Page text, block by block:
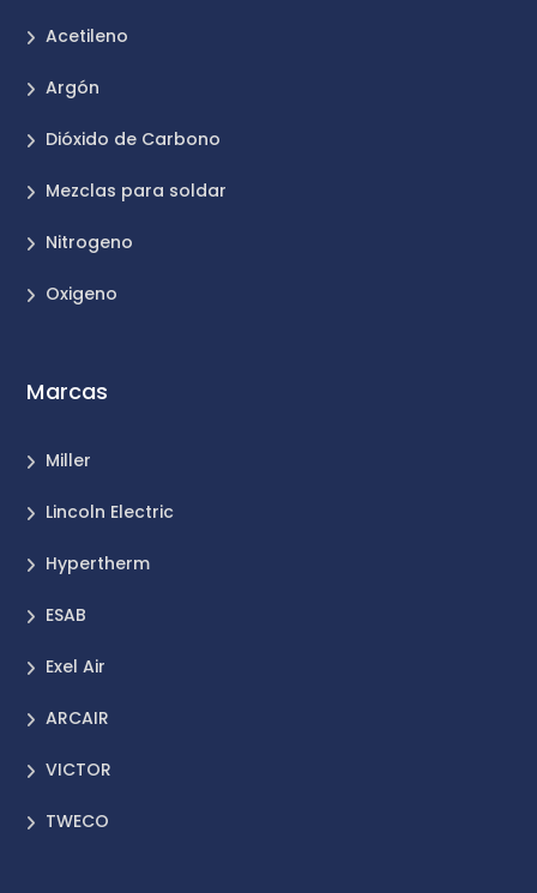
Acetileno
Argón
Dióxido de Carbono
Mezclas para soldar
Nitrogeno
Oxigeno
Marcas
Miller
Lincoln Electric
Hypertherm
ESAB
Exel Air
ARCAIR
VICTOR
TWECO